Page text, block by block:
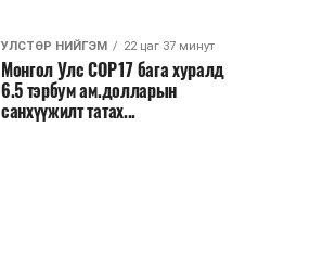
УЛСТӨР НИЙГЭМ 22 цаг 37 минут
Монгол Улс COP17 бага хуралд
6.5 тэрбум ам.долларын
санхүүжилт татах...